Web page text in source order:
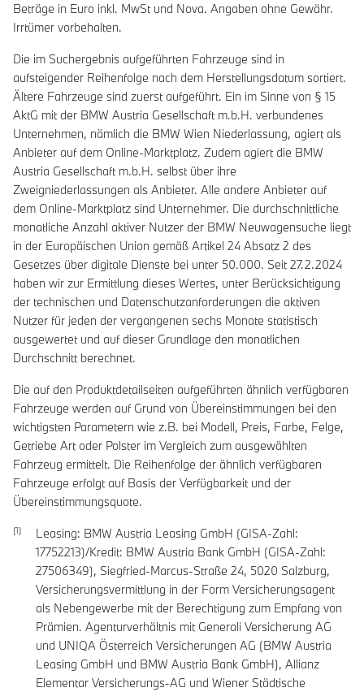
Beträge in Euro inkl. MwSt und Nova. Angaben ohne Gewähr.
Irrtümer vorbehalten.
Die im Suchergebnis aufgeführten Fahrzeuge sind in
aufsteigender Reihenfolge nach dem Herstellungsdatum sortiert.
Ältere Fahrzeuge sind zuerst aufgeführt. Ein im Sinne von § 15
AktG mit der BMW Austria Gesellschaft m.b.H. verbundenes
Unternehmen, nämlich die BMW Wien Niederlassung, agiert als
Anbieter auf dem Online-Marktplatz. Zudem agiert die BMW
Austria Gesellschaft m.b.H. selbst über ihre
Zweigniederlassungen als Anbieter. Alle andere Anbieter auf
dem Online-Marktplatz sind Unternehmer. Die durchschnittliche
monatliche Anzahl aktiver Nutzer der BMW Neuwagensuche liegt
in der Europäischen Union gemäß Artikel 24 Absatz 2 des
Gesetzes über digitale Dienste bei unter 50.000. Seit 27.2.2024
haben wir zur Ermittlung dieses Wertes, unter Berücksichtigung
der technischen und Datenschutzanforderungen die aktiven
Nutzer für jeden der vergangenen sechs Monate statistisch
ausgewertet und auf dieser Grundlage den monatlichen
Durchschnitt berechnet.
Die auf den Produktdetailseiten aufgeführten ähnlich verfügbaren
Fahrzeuge werden auf Grund von Übereinstimmungen bei den
wichtigsten Parametern wie z.B. bei Modell, Preis, Farbe, Felge,
Getriebe Art oder Polster im Vergleich zum ausgewählten
Fahrzeug ermittelt. Die Reihenfolge der ähnlich verfügbaren
Fahrzeuge erfolgt auf Basis der Verfügbarkeit und der
Übereinstimmungsquote.
Leasing: BMW Austria Leasing GmbH (GISA-Zahl:
17752213)/Kredit: BMW Austria Bank GmbH (GISA-Zahl:
27506349), Siegfried-Marcus-Straße 24, 5020 Salzburg,
Versicherungsvermittlung in der Form Versicherungsagent
als Nebengewerbe mit der Berechtigung zum Empfang von
Prämien. Agenturverhältnis mit Generali Versicherung AG
und UNIQA Österreich Versicherungen AG (BMW Austria
Leasing GmbH und BMW Austria Bank GmbH), Allianz
Elementar Versicherungs-AG und Wiener Städtische